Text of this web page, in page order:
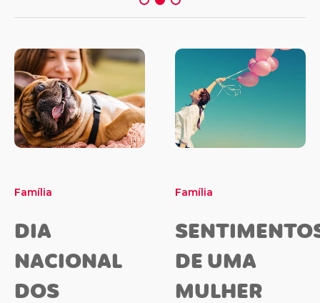
Família
DIA
NACIONAL
DOS
Família
DE UMA
MULHER